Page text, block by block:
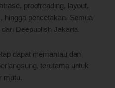
proofreading, layout,
hingga pencetakan. Semua
Deepublish Jakarta.
dapat memantau dan
terutama untuk
mutu.